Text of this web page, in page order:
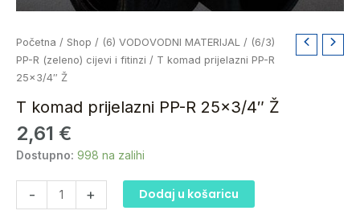
Početna / Shop / (6) VODOVODNI MATERIJAL / (6/3)
PP-R (zeleno) cijevi i fitinzi / T komad prijelazni PP-R
25×3/4″ Ž
T komad prijelazni PP-R 25×3/4″ Ž
2,61 €
Dostupno: 998 na zalihi
-
T
komad
prijelazni
R
25x3/4"
Ž
količina
+ Dodaj u košaricu